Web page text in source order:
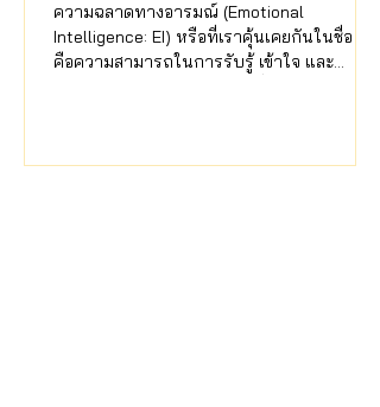
ความฉลาดทางอารมณ์ (Emotional
Intelligence: EI) หรือที่เราคุ้นเคยกันในชื่อ EQ
คือความสามารถในการรับรู้ เข้าใจ และ